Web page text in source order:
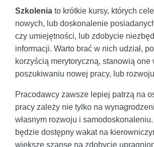
Szkolenia to krótkie kursy, których
nowych, lub doskonalenie
czy umiejętności, lub zdobycie
informacji. Warto brać w nich udział,
korzyścią merytoryczną, stanowią one
poszukiwaniu nowej pracy, lub
Pracodawcy zawsze lepiej patrzą na
pracy zależy nie tylko na
własnym rozwoju i
będzie dostępny wakat na
większe szanse na zdobycie